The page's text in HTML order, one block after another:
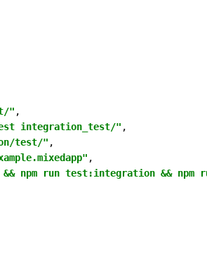
" ,
integration_test/" ,
test/" ,
,
npm run test:integration && npm